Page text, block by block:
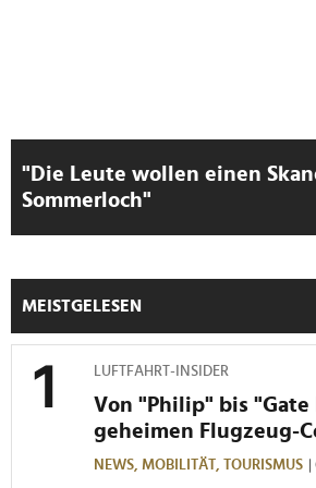
"Die Leute wollen einen
Sommerloch"
MEISTGELESEN
LUFTFAHRT-INSIDER
Von "Philip" bis "Gate
geheimen Flugzeug-
NEWS, MOBILITÄT, TOURISMUS